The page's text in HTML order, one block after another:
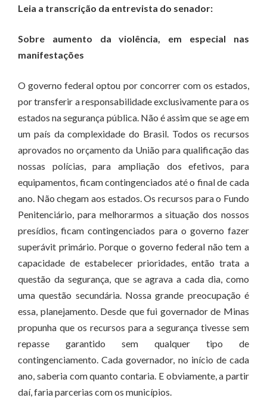
Leia a transcrição da entrevista do senador:
Sobre aumento da violência, em especial nas
manifestações
O governo federal optou por concorrer com os estados,
por transferir a responsabilidade exclusivamente para os
estados na segurança pública. Não é assim que se age em
um país da complexidade do Brasil. Todos os recursos
aprovados no orçamento da União para qualificação das
nossas polícias, para ampliação dos efetivos, para
equipamentos, ficam contingenciados até o final de cada
ano. Não chegam aos estados. Os recursos para o Fundo
Penitenciário, para melhorarmos a situação dos nossos
presídios, ficam contingenciados para o governo fazer
superávit primário. Porque o governo federal não tem a
capacidade de estabelecer prioridades, então trata a
questão da segurança, que se agrava a cada dia, como
uma questão secundária. Nossa grande preocupação é
essa, planejamento. Desde que fui governador de Minas
propunha que os recursos para a segurança tivesse sem
repasse garantido sem qualquer tipo de
contingenciamento. Cada governador, no início de cada
ano, saberia com quanto contaria. E obviamente, a partir
daí, faria parcerias com os municípios.